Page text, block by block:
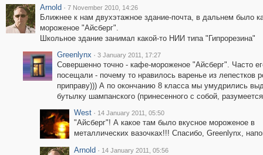
Arnold · 7 November 2010, 14:26
Ближнее к нам двухэтажное здание-почта, в дальнем было
мороженое "Айсберг".
Школьное здание занимал какой-то НИИ типа "Гипрорезина"
Greenlynx · 3 January 2011, 17:27
Совершенно точно - кафе-мороженое "Айсберг". Часто
посещали - почему то нравилось варенье из лепестков
приправу))) А по окончанию 8 класса мы умудрились
бутылку шампанского (принесенного с собой,
West · 14 January 2011, 05:50
"Айсберг"! А какое там было вкусное мороженое в
металлических вазочках!!! Спасибо, Greenlynx,
Arnold · 14 January 2011, 05:56